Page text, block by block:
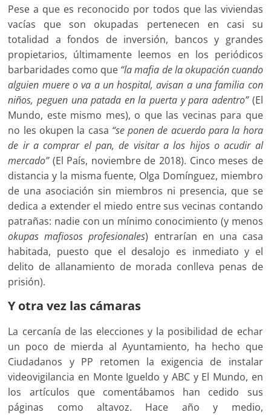
Pese a que es reconocido por todos que las viviendas
vacías que son okupadas pertenecen en casi su
totalidad a fondos de inversión, bancos y grandes
propietarios, últimamente leemos en los periódicos
barbaridades como que “la mafia de la okupación cuando
alguien muere o va a un hospital, avisan a una familia con
niños, peguen una patada en la puerta y para adentro”(El
Mundo, este mismo mes), o que las vecinas para que
no les okupen la casa “se ponen de acuerdo para la hora
de ir a comprar el pan, de visitar a los hijos o acudir al
mercado”(El País, noviembre de 2018). Cinco meses de
distancia y la misma fuente, Olga Domínguez, miembro
de una asociación sin miembros ni presencia, que se
dedica a extender el miedo entre sus vecinas contando
patrañas: nadie con un mínimo conocimiento (y menos
okupas mafiosos profesionales) entrarían en una casa
habitada, puesto que el desalojo es inmediato y el
delito de allanamiento de morada conlleva penas de
prisión).
Y otra vez las cámaras
La cercanía de las elecciones y la posibilidad de echar
un poco de mierda al Ayuntamiento, ha hecho que
Ciudadanos y PP retomen la exigencia de instalar
videovigilancia en Monte Igueldo y ABC y El Mundo, en
los artículos que comentábamos han cedido sus
páginas como altavoz. Hace año y medio,